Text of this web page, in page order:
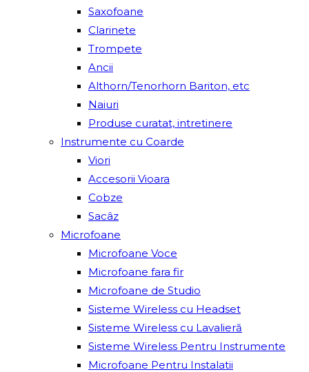
Saxofoane
Clarinete
Trompete
Ancii
Althorn/Tenorhorn Bariton, etc
Naiuri
Produse curatat, intretinere
Instrumente cu Coarde
Viori
Accesorii Vioara
Cobze
Sacâz
Microfoane
Microfoane Voce
Microfoane fara fir
Microfoane de Studio
Sisteme Wireless cu Headset
Sisteme Wireless cu Lavalieră
Sisteme Wireless Pentru Instrumente
Microfoane Pentru Instalatii